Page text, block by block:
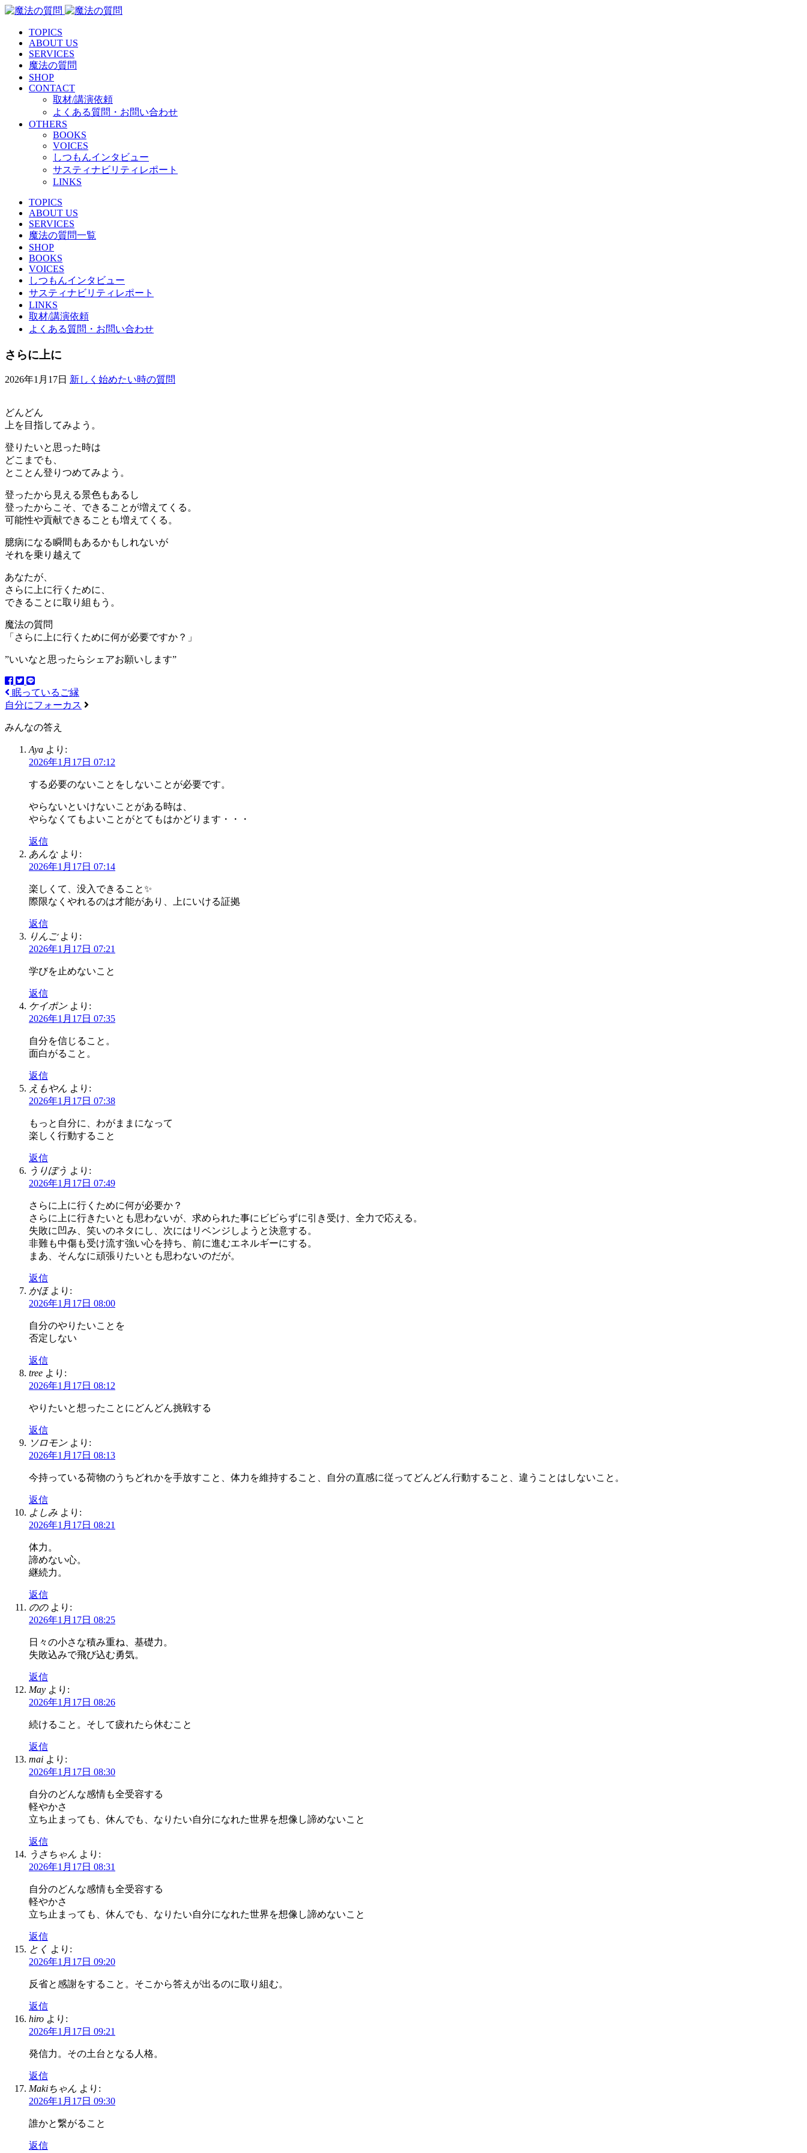
TOPICS
ABOUT US
SERVICES
魔法の質問
SHOP
CONTACT
取材/講演依頼
よくある質問・お問い合わせ
OTHERS
BOOKS
VOICES
しつもんインタビュー
サスティナビリティレポート
LINKS
TOPICS
ABOUT US
SERVICES
魔法の質問一覧
SHOP
BOOKS
VOICES
しつもんインタビュー
サスティナビリティレポート
LINKS
取材/講演依頼
よくある質問・お問い合わせ
さらに上に
2026年1月17日 新しく始めたい時の質問
どんどん
上を目指してみよう。
登りたいと思った時は
どこまでも、
とことん登りつめてみよう。
登ったから見える景色もあるし
登ったからこそ、できることが増えてくる。
可能性や貢献できることも増えてくる。
臆病になる瞬間もあるかもしれないが
それを乗り越えて
あなたが、
さらに上に行くために、
できることに取り組もう。
魔法の質問
「さらに上に行くために何が必要ですか？」
”いいなと思ったらシェアお願いします”
眠っているご縁
自分にフォーカス
みんなの答え
Aya より:
2026年1月17日 07:12
する必要のないことをしないことが必要です。
やらないといけないことがある時は、
やらなくてもよいことがとてもはかどります・・・
返信
あんな より:
2026年1月17日 07:14
楽しくて、没入できること✨
際限なくやれるのは才能があり、上にいける証拠
返信
りんご より:
2026年1月17日 07:21
学びを止めないこと
返信
ケイポン より:
2026年1月17日 07:35
自分を信じること。
面白がること。
返信
えもやん より:
2026年1月17日 07:38
もっと自分に、わがままになって
楽しく行動すること
返信
うりぼう より:
2026年1月17日 07:49
さらに上に行くために何が必要か？
さらに上に行きたいとも思わないが、求められた事にビビらずに引き受け、全力で応える。
失敗に凹み、笑いのネタにし、次にはリベンジしようと決意する。
非難も中傷も受け流す強い心を持ち、前に進むエネルギーにする。
まあ、そんなに頑張りたいとも思わないのだが。
返信
かほ より:
2026年1月17日 08:00
自分のやりたいことを
否定しない
返信
tree より:
2026年1月17日 08:12
やりたいと想ったことにどんどん挑戦する
返信
ソロモン より:
2026年1月17日 08:13
今持っている荷物のうちどれかを手放すこと、体力を維持すること、自分の直感に従ってどんどん行動すること、違うことはしないこと。
返信
よしみ より:
2026年1月17日 08:21
体力。
諦めない心。
継続力。
返信
のの より:
2026年1月17日 08:25
日々の小さな積み重ね、基礎力。
失敗込みで飛び込む勇気。
返信
May より:
2026年1月17日 08:26
続けること。そして疲れたら休むこと
返信
mai より:
2026年1月17日 08:30
自分のどんな感情も全受容する
軽やかさ
立ち止まっても、休んでも、なりたい自分になれた世界を想像し諦めないこと
返信
うさちゃん より:
2026年1月17日 08:31
自分のどんな感情も全受容する
軽やかさ
立ち止まっても、休んでも、なりたい自分になれた世界を想像し諦めないこと
返信
とく より:
2026年1月17日 09:20
反省と感謝をすること。そこから答えが出るのに取り組む。
返信
hiro より:
2026年1月17日 09:21
発信力。その土台となる人格。
返信
Makiちゃん より:
2026年1月17日 09:30
誰かと繋がること
返信